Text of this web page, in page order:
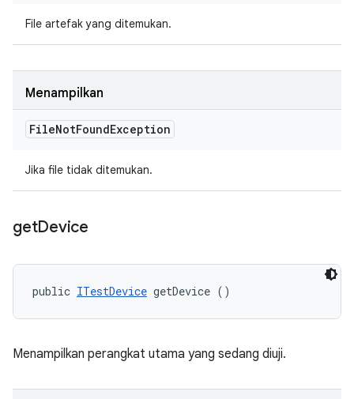
File artefak yang ditemukan.
Menampilkan
FileNotFoundException
Jika file tidak ditemukan.
getDevice
public ITestDevice getDevice ()
Menampilkan perangkat utama yang sedang diuji.